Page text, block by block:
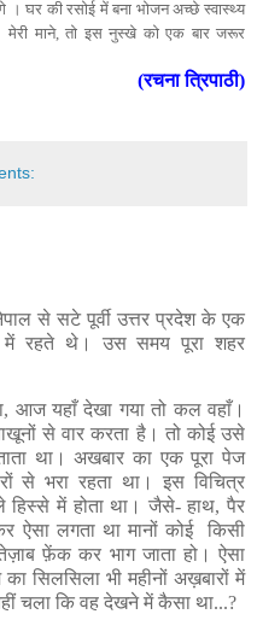
घर की रसोई में बना भोजन अच्छे स्वास्थ्य
मेरी माने, तो इस नुस्खे को एक बार जरूर
(रचना त्रिपाठी)
से सटे पूर्वी उत्तर प्रदेश के एक
में रहते थे। उस समय पूरा शहर
आज यहाँ देखा गया तो कल वहाँ।
से वार करता है। तो कोई उसे
था। अखबार का एक पूरा पेज
से भरा रहता था। इस विचित्र
हिस्से में होता था। जैसे- हाथ, पैर
ऐसा लगता था मानों कोई किसी
फ़ेंक कर भाग जाता हो। ऐसा
सिलसिला भी महीनों अख़बारों में
चला कि वह देखने में कैसा था...?